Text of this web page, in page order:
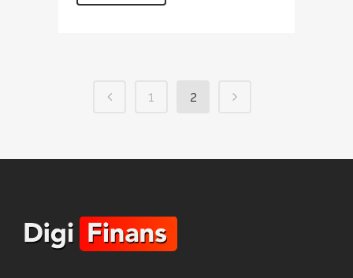
1 2